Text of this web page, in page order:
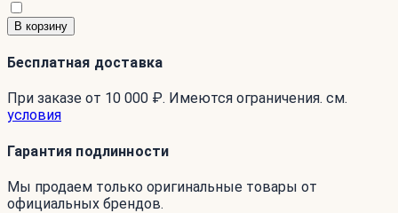
В корзину
Бесплатная доставка
При заказе от 10 000 ₽. Имеются ограничения. см.
условия
Гарантия подлинности
Мы продаем только оригинальные товары от
официальных брендов.